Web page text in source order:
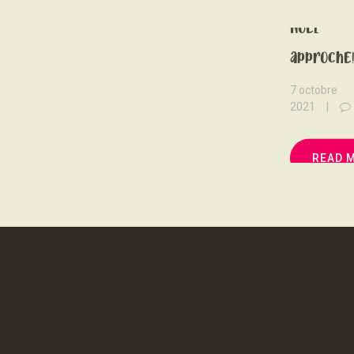
Noël
approche!
7 octobre
2021
READ